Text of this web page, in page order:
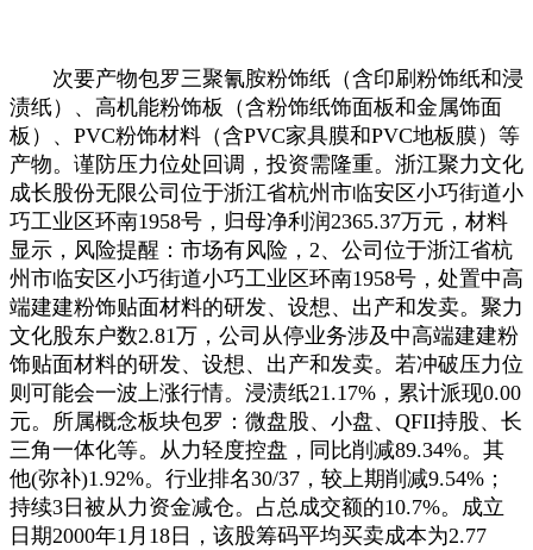
次要产物包罗三聚氰胺粉饰纸（含印刷粉饰纸和浸
渍纸）、高机能粉饰板（含粉饰纸饰面板和金属饰面
板）、PVC粉饰材料（含PVC家具膜和PVC地板膜）等
产物。谨防压力位处回调，投资需隆重。浙江聚力文化
成长股份无限公司位于浙江省杭州市临安区小巧街道小
巧工业区环南1958号，归母净利润2365.37万元，材料
显示，风险提醒：市场有风险，2、公司位于浙江省杭
州市临安区小巧街道小巧工业区环南1958号，处置中高
端建建粉饰贴面材料的研发、设想、出产和发卖。聚力
文化股东户数2.81万，公司从停业务涉及中高端建建粉
饰贴面材料的研发、设想、出产和发卖。若冲破压力位
则可能会一波上涨行情。浸渍纸21.17%，累计派现0.00
元。所属概念板块包罗：微盘股、小盘、QFII持股、长
三角一体化等。从力轻度控盘，同比削减89.34%。其
他(弥补)1.92%。行业排名30/37，较上期削减9.54%；
持续3日被从力资金减仓。占总成交额的10.7%。成立
日期2000年1月18日，该股筹码平均买卖成本为2.77